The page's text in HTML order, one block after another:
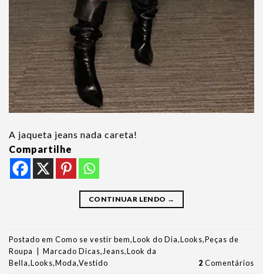
A jaqueta jeans nada careta!
Compartilhe
CONTINUAR LENDO →
Postado em Como se vestir bem,Look do Dia,Looks,Peças de
Roupa
Marcado Dicas, Jeans,Look da
Bella,Looks,Moda,Vestido 2 Comentários